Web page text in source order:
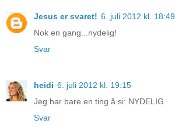
Jesus er svaret! 6. juli 2012 kl. 18:49
Nok en gang...nydelig!
Svar
heidi 6. juli 2012 kl. 19:15
Jeg har bare en ting å si: NYDELIG
Svar